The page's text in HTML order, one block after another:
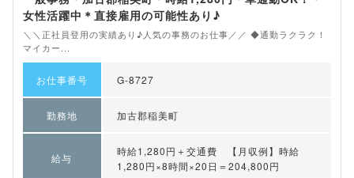
女性活躍中＊直接雇用の可能性あり♪
＼＼正社員登用の実績あり♪人気の事務のお仕事／／ ◆通勤ラクラク！
マイカー...
お仕事番号 G-8727
勤務地 加古郡稲美町
給与
時給1,280円＋交通費 【月収例】時給
1,280円×8時間×20日＝204,800円